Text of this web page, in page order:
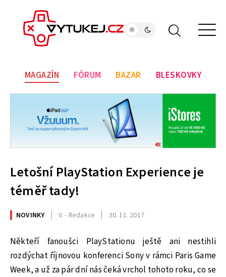
MAGAZÍN FÓRUM BAZAR BLESKOVKY
Letošní PlayStation Experience je
téměř tady!
NOVINKY V. - Redakce 30. 11. 2017
Někteří fanoušci PlayStationu ještě ani nestihli
rozdýchat říjnovou konferenci Sony v rámci Paris Game
Week, a už za pár dní nás čeká vrchol tohoto roku, co se